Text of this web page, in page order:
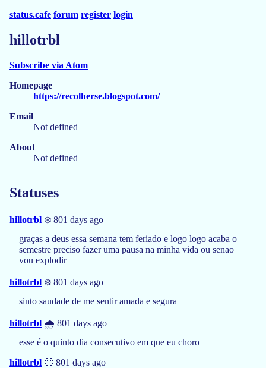
status.cafe forum register login
hillotrbl
Subscribe via Atom
Homepage
https://recolherse.blogspot.com/
Email
Not defined
About
Not defined
Statuses
hillotrbl ❄️ 801 days ago
graças a deus essa semana tem feriado e logo logo acaba o
semestre preciso fazer uma pausa na minha vida ou senao
vou explodir
hillotrbl ❄️ 801 days ago
sinto saudade de me sentir amada e segura
hillotrbl 🌧️ 801 days ago
esse é o quinto dia consecutivo em que eu choro
hillotrbl 🙂 801 days ago